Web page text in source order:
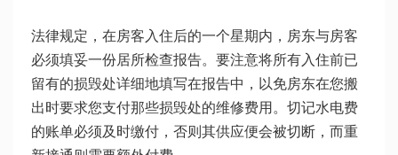
法律规定，在房客入住后的一个星期内，房东与房客
必须填妥一份居所检查报告。要注意将所有入住前已
留有的损毁处详细地填写在报告中，以免房东在您搬
出时要求您支付那些损毁处的维修费用。切记水电费
的账单必须及时缴付，否则其供应便会被切断，而重